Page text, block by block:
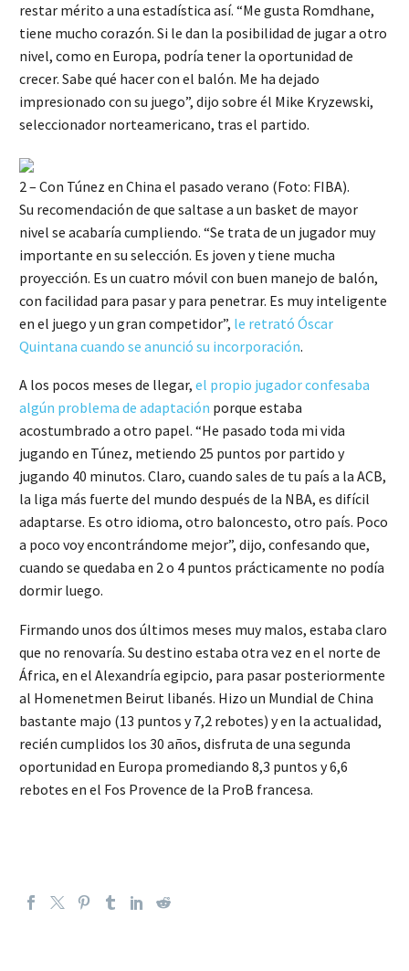
restar mérito a una estadística así. “Me gusta Romdhane,
tiene mucho corazón. Si le dan la posibilidad de jugar a otro
nivel, como en Europa, podría tener la oportunidad de
crecer. Sabe qué hacer con el balón. Me ha dejado
impresionado con su juego”, dijo sobre él Mike Kryzewski,
seleccionador norteamericano, tras el partido.
2 – Con Túnez en China el pasado verano (Foto: FIBA).
Su recomendación de que saltase a un basket de mayor
nivel se acabaría cumpliendo. “Se trata de un jugador muy
importante en su selección. Es joven y tiene mucha
proyección. Es un cuatro móvil con buen manejo de balón,
con facilidad para pasar y para penetrar. Es muy inteligente
en el juego y un gran competidor”, le retrató Óscar
Quintana cuando se anunció su incorporación.
A los pocos meses de llegar, el propio jugador confesaba
algún problema de adaptación porque estaba
acostumbrado a otro papel. “He pasado toda mi vida
jugando en Túnez, metiendo 25 puntos por partido y
jugando 40 minutos. Claro, cuando sales de tu país a la ACB,
la liga más fuerte del mundo después de la NBA, es difícil
adaptarse. Es otro idioma, otro baloncesto, otro país. Poco
a poco voy encontrándome mejor”, dijo, confesando que,
cuando se quedaba en 2 o 4 puntos prácticamente no podía
dormir luego.
Firmando unos dos últimos meses muy malos, estaba claro
que no renovaría. Su destino estaba otra vez en el norte de
África, en el Alexandría egipcio, para pasar posteriormente
al Homenetmen Beirut libanés. Hizo un Mundial de China
bastante majo (13 puntos y 7,2 rebotes) y en la actualidad,
recién cumplidos los 30 años, disfruta de una segunda
oportunidad en Europa promediando 8,3 puntos y 6,6
rebotes en el Fos Provence de la ProB francesa.